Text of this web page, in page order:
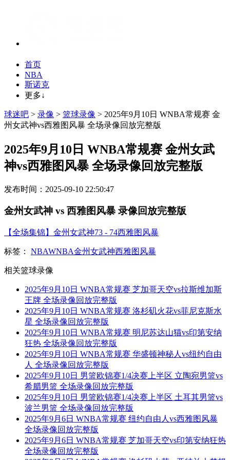
首页
NBA
斯诺克
更多↓
球迷吧 > 录像 > 篮球录像 > 2025年9月10日 WNBA常规赛 金
州女武神vs西雅图风暴 全场录像回放完整版
2025年9月10日 WNBA常规赛 金州女武
神vs西雅图风暴 全场录像回放完整版
发布时间：2025-09-10 22:50:47
金州女武神 vs 西雅图风暴 录像回放完整版
【全场集锦】金州女武神73 - 74西雅图风暴
标签： NBAWNBA金州女武神西雅图风暴
相关篮球录像
2025年9月10日 WNBA常规赛 芝加哥天空vs拉斯维加斯
王牌 全场录像回放完整版
2025年9月10日 WNBA常规赛 洛杉矶火花vs菲尼克斯水
星 全场录像回放完整版
2025年9月10日 WNBA常规赛 明尼苏达山猫vs印第安纳
狂热 全场录像回放完整版
2025年9月10日 WNBA常规赛 华盛顿神秘人vs纽约自由
人 全场录像回放完整版
2025年9月10日 男篮欧锦赛1/4决赛上半区 立陶宛男篮vs
希腊男篮 全场录像回放完整版
2025年9月10日 男篮欧锦赛1/4决赛上半区 土耳其男篮vs
波兰男篮 全场录像回放完整版
2025年9月6日 WNBA常规赛 纽约自由人vs西雅图风暴
全场录像回放完整版
2025年9月6日 WNBA常规赛 芝加哥天空vs印第安纳狂热
全场录像回放完整版